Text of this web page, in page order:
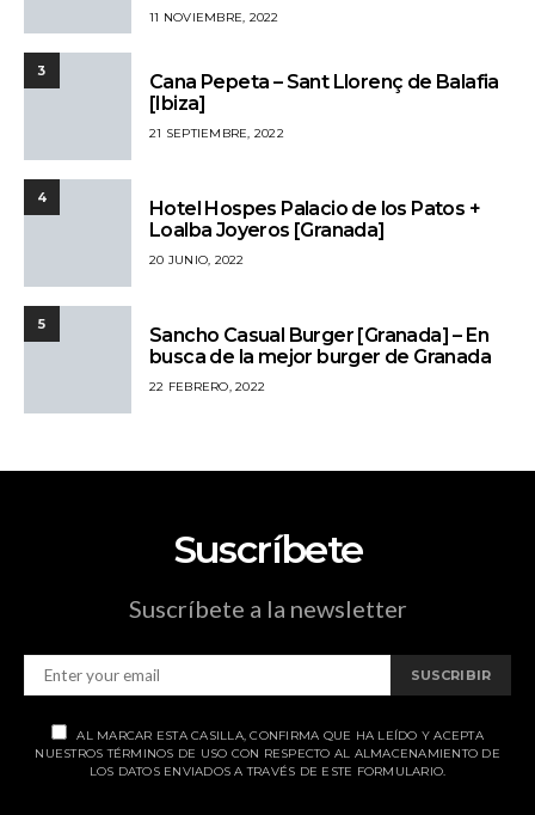
11 NOVIEMBRE, 2022
3
Cana Pepeta – Sant Llorenç de Balafia
[Ibiza]
21 SEPTIEMBRE, 2022
4
Hotel Hospes Palacio de los Patos +
Loalba Joyeros [Granada]
20 JUNIO, 2022
5
Sancho Casual Burger [Granada] – En
busca de la mejor burger de Granada
22 FEBRERO, 2022
Suscríbete
Suscríbete a la newsletter
SUSCRIBIR
AL MARCAR ESTA CASILLA, CONFIRMA QUE HA LEÍDO Y ACEPTA
NUESTROS TÉRMINOS DE USO CON RESPECTO AL ALMACENAMIENTO DE
LOS DATOS ENVIADOS A TRAVÉS DE ESTE FORMULARIO.